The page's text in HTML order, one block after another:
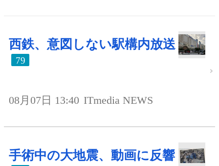
西鉄、意図しない駅構内放送
79
08月07日 13:40 ITmedia NEWS
手術中の大地震、動画に反響